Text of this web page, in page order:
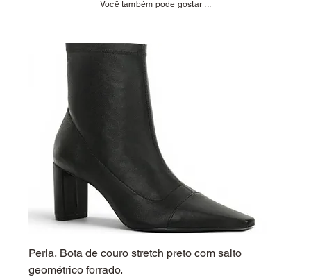
Você também pode gostar ...
Perla, Bota de couro stretch preto com salto
geométrico forrado.